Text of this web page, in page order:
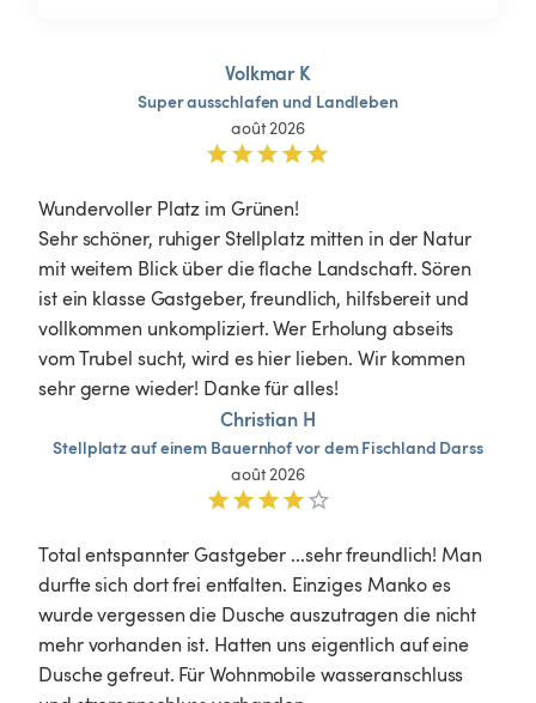
Volkmar K
Superausschlafen und Landleben
août 2026
​Wundervoller Platz im Grünen!
Sehr schöner, ruhiger Stellplatz mitten in der Natur
mit weitem Blick über die flache Landschaft. Sören
ist ein klasse Gastgeber, freundlich, hilfsbereit und
vollkommen unkompliziert. Wer Erholung abseits
vom Trubel sucht, wird es hier lieben. Wir kommen
sehr gerne wieder! Danke für alles!
Christian H
Stellplatzaufeinem BauernhofvordemFischland Darss
août 2026
Total entspannter Gastgeber ...sehr freundlich! Man
durfte sich dort frei entfalten. Einziges Manko es
wurde vergessen die Dusche auszutragen die nicht
mehr vorhanden ist. Hatten uns eigentlich auf eine
Dusche gefreut. Für Wohnmobile wasseranschluss